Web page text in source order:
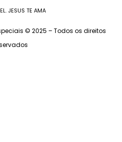
JESUS TE AMA
© 2025 – Todos os direitos